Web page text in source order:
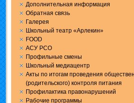
Дополнительная информация
Обратная связь
Галерея
Школьный театр «Арлекин»
FOOD
АСУ РСО
Профильные смены
Школьный медиацентр
Акты по итогам проведения
(родительского) контроля питания
Профилактика правонарушений
Рабочие программы